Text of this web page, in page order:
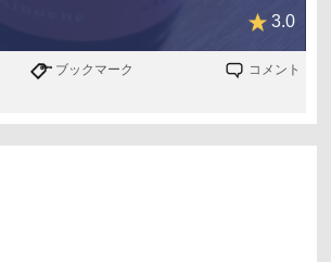
3.0
ブックマーク コメント